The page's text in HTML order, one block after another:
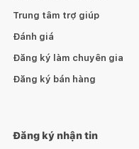
Trung tâm trợ giúp
Đánh giá
Đăng ký làm chuyên gia
Đăng ký bán hàng
Đăng ký nhận tin